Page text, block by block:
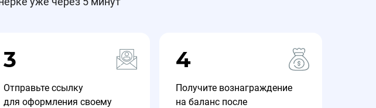
3
Отправьте ссылку
для оформления своему
4
Получите вознаграждение
на баланс после